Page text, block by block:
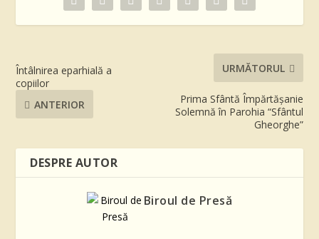
Întâlnirea eparhială a
copiilor
ANTERIOR
URMĂTORUL
Prima Sfântă Împărtășanie
Solemnă în Parohia “Sfântul
Gheorghe”
DESPRE AUTOR
Biroul de Presă